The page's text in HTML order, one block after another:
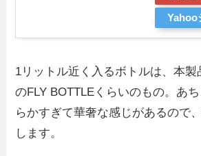
Yahoo
1リットル近く入るボトルは、本製
のFLY BOTTLEくらいのもの。あ
らかすぎて華奢な感じがあるので
します。